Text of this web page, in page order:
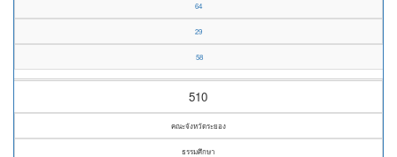
64
29
58
510
คณะจังหวัดระยอง
ธรรมศึกษา